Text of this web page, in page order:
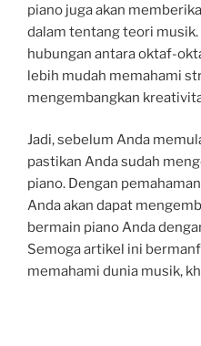
piano juga akan
dalam tentang teori
hubungan antara oktaf-
lebih mudah memahami
mengembangkan
Jadi, sebelum Anda
pastikan Anda sudah
piano. Dengan
Anda akan dapat
bermain piano Anda
Semoga artikel ini
memahami dunia musik,